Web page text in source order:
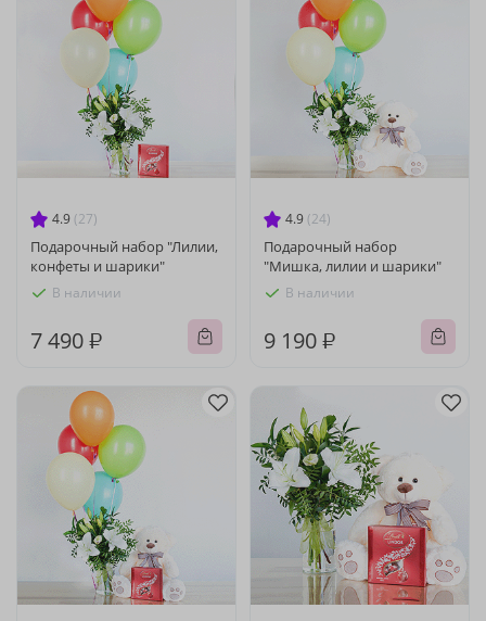
4.9 (27)
Подарочный набор "Лилии,
конфеты и шарики"
В наличии
7 490 ₽
4.9 (24)
Подарочный набор
"Мишка, лилии и шарики"
В наличии
9 190 ₽